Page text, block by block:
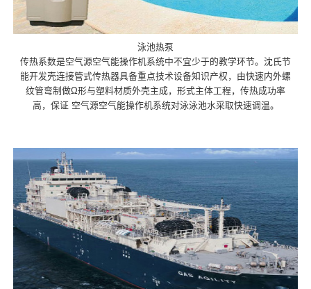
泳池热泵
传热系数是空气源空气能操作机系统中不宜少于的教学环节。沈氏节
能开发壳连接管式传热器具备重点技术设备知识产权，由快速内外螺
纹管弯制做Ω形与塑料材质外壳主成，形式主体工程，传热成功率
高，保证 空气源空气能操作机系统对泳泳池水采取快速调温。